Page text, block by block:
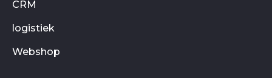
CRM
logistiek
Webshop